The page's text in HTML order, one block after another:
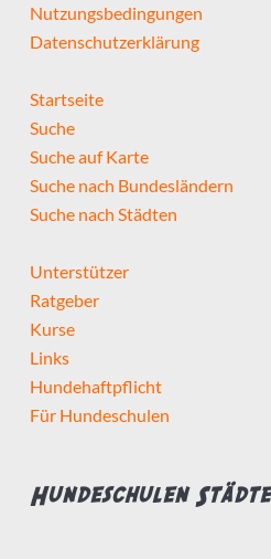
Nutzungsbedingungen
Datenschutzerklärung
Startseite
Suche
Suche auf Karte
Suche nach Bundesländern
Suche nach Städten
Unterstützer
Ratgeber
Kurse
Links
Hundehaftpflicht
Für Hundeschulen
Hundeschulen Städte